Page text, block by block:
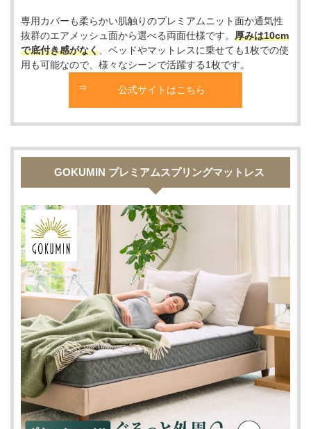
専用カバーも柔らかい肌触りのプレミアムニット面か通気性
抜群のエアメッシュ面から選べる両面仕様です。 厚みは10cm
で底付き感がなく 、ベッドやマットレスに乗せても1枚での使
用も可能なので、様々なシーンで活躍する1枚です。
公式サイトはこちら
GOKUMIN プレミアムスプリングマットレス